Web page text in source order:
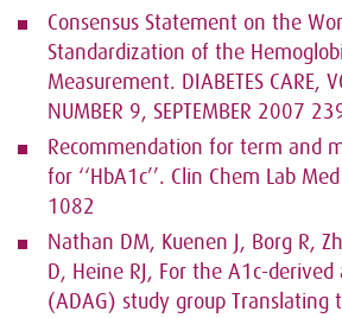
Consensus Statement on the
Standardization of the
Measurement. DIABETES CARE,
NUMBER 9, SEPTEMBER 2007
Recommendation for term and
for ‘‘HbA1c’’. Clin Chem Lab
1082
Nathan DM, Kuenen J, Borg R,
D, Heine RJ, For the A1c-derived
(ADAG) study group Translating